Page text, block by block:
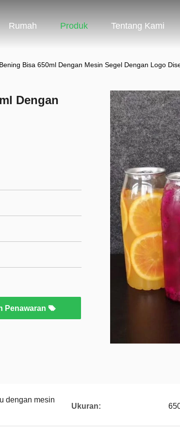
Rumah Produk Tentang Kami
Bisa 650ml Dengan Mesin Segel Dengan Logo
Dengan
Penawaran
dengan mesin
Ukuran: